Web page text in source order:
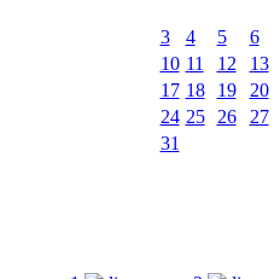
3
4 5 6
10 11 12 13
17 18 19 20
24 25 26 27
31